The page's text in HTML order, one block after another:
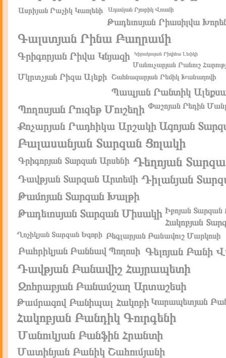
Ասրիյան Րաչիկ Կառլենի Ադամյան Րյուրիկ Վռամի
Թադեւոսյան Րիասիլվա
Գալստյան Րինա Բաղրամի
Գրիգորյան Րիվա Կնյազի Կիրակոսյան Րիդինա Լեւիկի
Մանուչարյան Րանուշ
Մկրտչյան Րիզա Ալեքի Շահնազարյան Րեմիկ Խանաղովի
Պապյան Րանտիկ
Պողոսյան Րուզեթ Մուշեղի Փաշոյան Րեդին
Քոչարյան Րադհիկա Արշակի Ազոյան
Բալասանյան Տարզան Ցոլակի
Գրիգորյան Տարզան Արսենի Դեղոյան
Դավթյան Տարզան Արտեմի Դիլանյան
Թամոյան Տարզան Խալթի
Թադեւոսյան Տարզան Միսակի Իբոյան Տարզան
Հակոբյան
Ղոչիկյան Տարզան Եգորի Բեգլարյան Բանավուշ Մարկոսի
Բահրիկյան Բաննավ Պողոսի Գելոյան Բանի
Դավթյան Բանավիշ Հայրապետի
Զոհրաբյան Բանամշաղ Արտաշեսի
Թամրազով Բանիպալ Հակոբի Կարապետյան
Հակոբյան Բանդիկ Գուրգենի
Մանուկյան Բանֆին Հրանտի
Մատինյան Բանիկ Շահումյանի